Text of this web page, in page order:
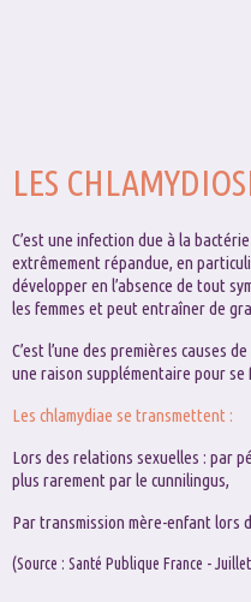
LES
C’est une infection due à la
extrêmement répandue, en
développer en l’absence de tout
les femmes et peut entraîner de
C’est l’une des premières causes
une raison supplémentaire pour se
Les chlamydiae se transmettent :
Lors des relations sexuelles : par
plus rarement par le cunnilingus,
Par transmission mère-enfant lors
(Source : Santé Publique France -